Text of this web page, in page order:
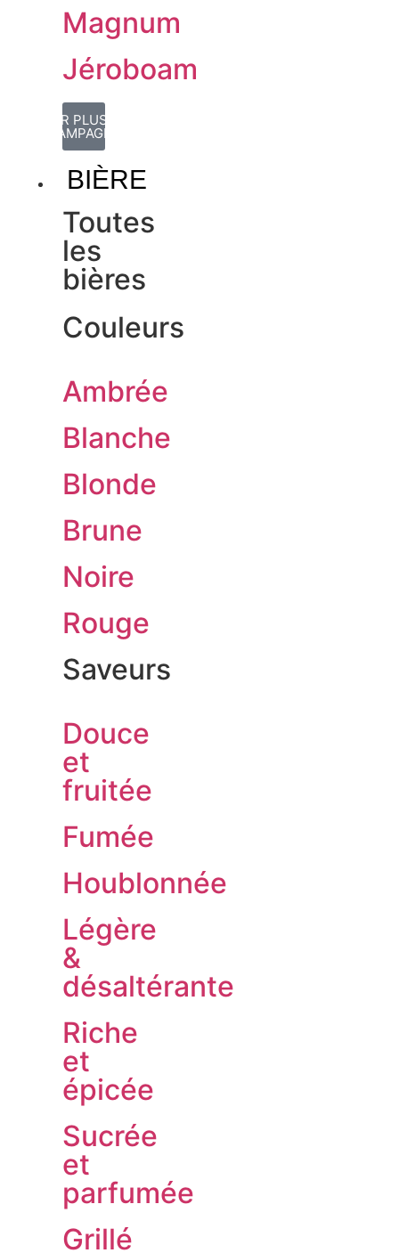
Magnum
Jéroboam
VOIR PLUS DE
CHAMPAGNES
BIÈRE
Toutes
les
bières
Couleurs
Ambrée
Blanche
Blonde
Brune
Noire
Rouge
Saveurs
Douce
et
fruitée
Fumée
Houblonnée
Légère
&
désaltérante
Riche
et
épicée
Sucrée
et
parfumée
Grillé